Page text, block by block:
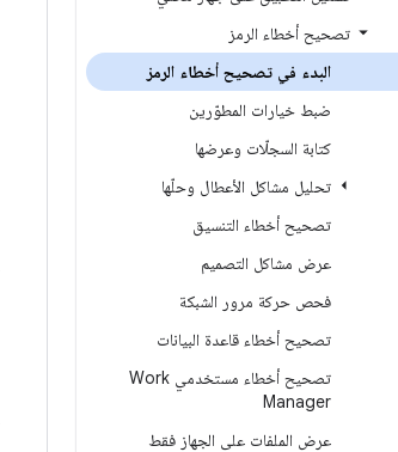
تصحيح أخطاء الرمز
البدء في تصحيح أخطاء الرمز
ضبط خيارات المطوّرين
كتابة السجلّات وعرضها
تحليل مشاكل الأعطال وحلّها
تصحيح أخطاء التنسيق
عرض مشاكل التصميم
فحص حركة مرور الشبكة
تصحيح أخطاء قاعدة البيانات
تصحيح أخطاء مستخدمي Work
Manager
عرض الملفات على الجهاز فقط